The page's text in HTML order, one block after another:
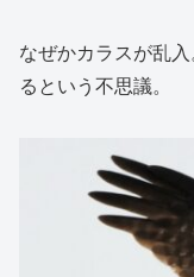
なぜかカラスが乱
るという不思議。